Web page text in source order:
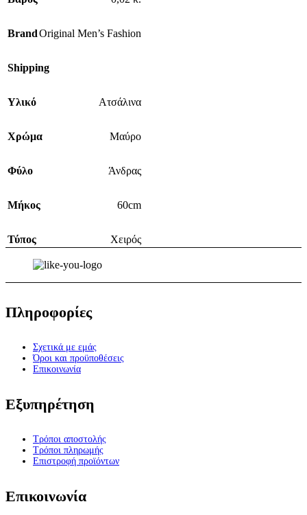
BrandOriginal Men’s Fashion
Shipping
Υλικό Ατσάλινα
Χρώμα Μαύρο
Φύλο Άνδρας
Μήκος 60cm
Τύπος Χειρός
Πληροφορίες
Σχετικά με εμάς
Όροι και προϋποθέσεις
Επικοινωνία
Εξυπηρέτηση
Τρόποι αποστολής
Τρόποι πληρωμής
Επιστροφή προϊόντων
Επικοινωνία